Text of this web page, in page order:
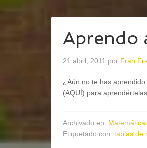
Aprendo
21 abril, 2011 por Fran
¿Aún no te has
(AQUÍ) para
Archivado en:
Etiquetado con: tablas de